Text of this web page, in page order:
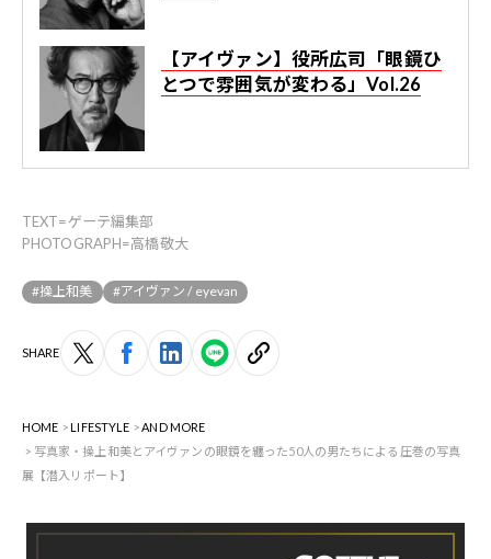
【アイヴァン】役所広司「眼鏡ひ
とつで雰囲気が変わる」Vol.26
TEXT=ゲーテ編集部
PHOTOGRAPH=高橋敬大
#操上和美 #アイヴァン / eyevan
SHARE
HOME LIFESTYLE
AND MORE
写真家・操上和美とアイヴァンの眼鏡を纏った50人の男たちによる圧巻の写真
展【潜入リポート】